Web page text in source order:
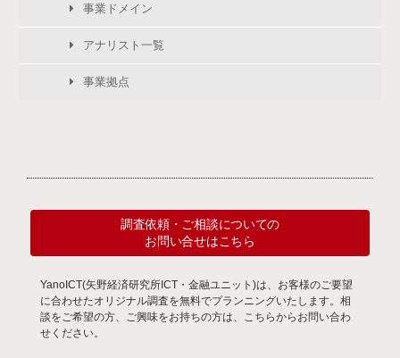
事業ドメイン
アナリスト一覧
事業拠点
調査依頼・ご相談についての
お問い合せはこちら
YanoICT(矢野経済研究所ICT・金融ユニット)は、お客様のご要望
に合わせたオリジナル調査を無料でプランニングいたします。相
談をご希望の方、ご興味をお持ちの方は、こちらからお問い合わ
せください。